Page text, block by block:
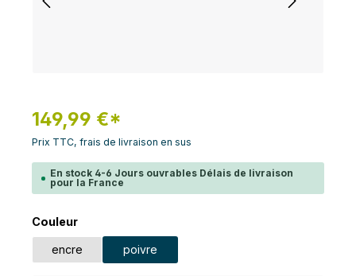
149,99 €*
Prix TTC, frais de livraison en sus
En stock 4-6 Jours ouvrables Délais de livraison
pour la France
Sélectionnez
Couleur
encre poivre